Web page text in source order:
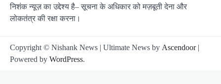
निशंक न्यूज़ का उद्देश्य है– सूचना के अधिकार को मज़बूती देना और
लोकतंत्र की रक्षा करना।
Copyright © Nishank News | Ultimate News by Ascendoor|
Powered by WordPress.